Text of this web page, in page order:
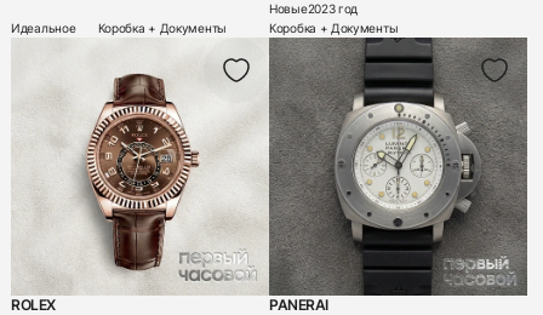
Идеальное Коробка + Документы
Новые2023 год
Коробка + Документы
ROLEX
PANERAI